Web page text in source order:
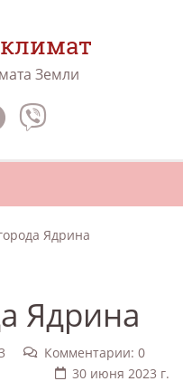
Земли
Ядрина
Ядрина
Комментарии: 0
30 июня 2023 г.